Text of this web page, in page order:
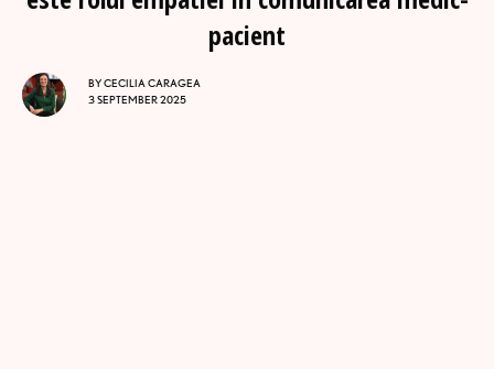
pacient
BYCECILIA CARAGEA
3 SEPTEMBER 2025